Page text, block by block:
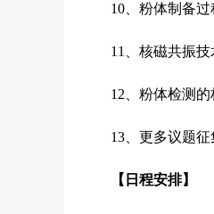
10、粉体制备
11、核磁共振
12、粉体检测
13、更多议题征
【日程安排】